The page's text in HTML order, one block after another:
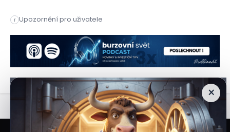
i Upozornění pro uživatele
Úspěšný zátěžový test Fedu odemkl cestu k
×